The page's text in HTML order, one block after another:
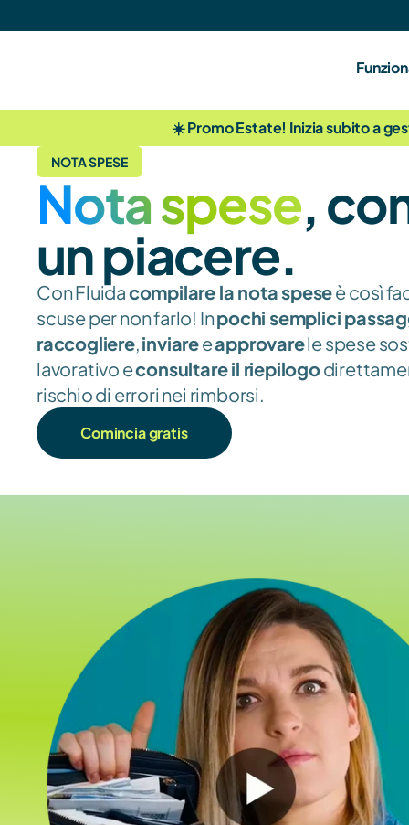
☀️ Promo Estate! Inizia subito a
NOTA SPESE
Nota spese,
un piacere.
Con Fluida compilare la nota spese è così
scuse per non farlo! In pochi semplici
raccogliere, inviare e approvare le spese
lavorativo e consultare il riepilogo
rischio di errori nei rimborsi.
Comincia gratis